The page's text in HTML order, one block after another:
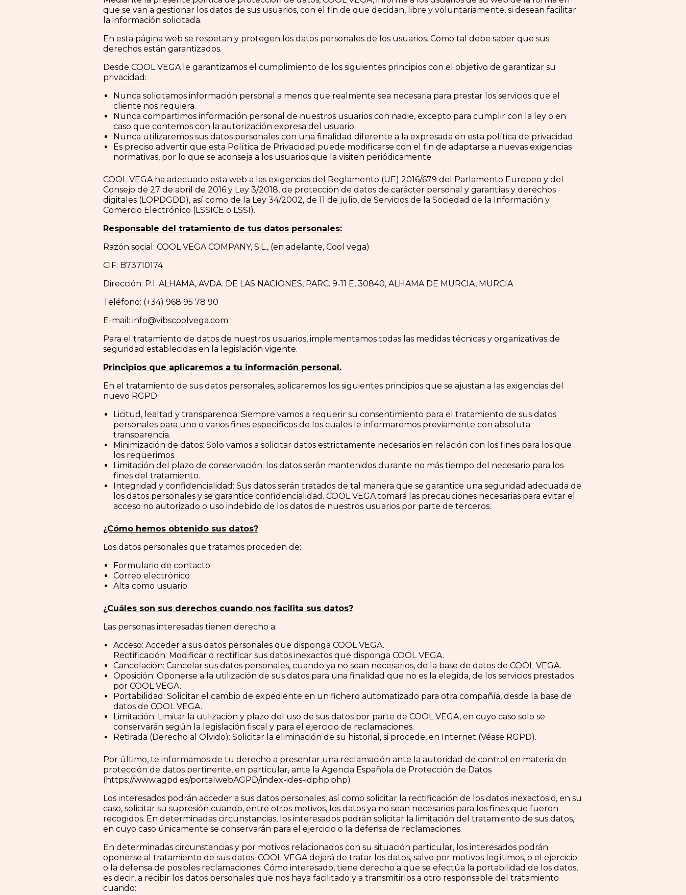
que se van a gestionar los datos de sus usuarios, con el fin de que decidan, libre y voluntariamente, si desean facilitar
la información solicitada.
En esta página web se respetan y protegen los datos personales de los usuarios. Como tal debe saber que sus
derechos están garantizados.
Desde COOL VEGA le garantizamos el cumplimiento de los siguientes principios con el objetivo de garantizar su
privacidad:
Nunca solicitamos información personal a menos que realmente sea necesaria para prestar los servicios que el
cliente nos requiera.
Nunca compartimos información personal de nuestros usuarios con nadie, excepto para cumplir con la ley o en
caso que contemos con la autorización expresa del usuario.
Nunca utilizaremos sus datos personales con una finalidad diferente a la expresada en esta política de privacidad.
Es preciso advertir que esta Política de Privacidad puede modificarse con el fin de adaptarse a nuevas exigencias
normativas, por lo que se aconseja a los usuarios que la visiten periódicamente.
COOL VEGA ha adecuado esta web a las exigencias del Reglamento (UE) 2016/679 del Parlamento Europeo y del
Consejo de 27 de abril de 2016 y Ley 3/2018, de protección de datos de carácter personal y garantías y derechos
digitales (LOPDGDD), así como de la Ley 34/2002, de 11 de julio, de Servicios de la Sociedad de la Información y
Comercio Electrónico (LSSICE o LSSI).
Responsable del tratamiento de tus datos personales:
Razón social: COOL VEGA COMPANY, S.L., (en adelante, Cool vega)
CIF: B73710174
Dirección: P.I. ALHAMA, AVDA. DE LAS NACIONES, PARC. 9-11 E, 30840, ALHAMA DE MURCIA, MURCIA
Teléfono: (+34) 968 95 78 90
E-mail: info@vibscoolvega.com
Para el tratamiento de datos de nuestros usuarios, implementamos todas las medidas técnicas y organizativas de
seguridad establecidas en la legislación vigente.
Principios que aplicaremos a tu información personal.
En el tratamiento de sus datos personales, aplicaremos los siguientes principios que se ajustan a las exigencias del
nuevo RGPD:
Licitud, lealtad y transparencia: Siempre vamos a requerir su consentimiento para el tratamiento de sus datos
personales para uno o varios fines específicos de los cuales le informaremos previamente con absoluta
transparencia.
Minimización de datos: Solo vamos a solicitar datos estrictamente necesarios en relación con los fines para los que
los requerimos.
Limitación del plazo de conservación: los datos serán mantenidos durante no más tiempo del necesario para los
fines del tratamiento.
Integridad y confidencialidad: Sus datos serán tratados de tal manera que se garantice una seguridad adecuada de
los datos personales y se garantice confidencialidad. COOL VEGA tomará las precauciones necesarias para evitar el
acceso no autorizado o uso indebido de los datos de nuestros usuarios por parte de terceros.
¿Cómo hemos obtenido sus datos?
Los datos personales que tratamos proceden de:
Formulario de contacto
Correo electrónico
Alta como usuario
¿Cuáles son sus derechos cuando nos facilita sus datos?
Las personas interesadas tienen derecho a:
Acceso: Acceder a sus datos personales que disponga COOL VEGA.
Rectificación: Modificar o rectificar sus datos inexactos que disponga COOL VEGA.
Cancelación: Cancelar sus datos personales, cuando ya no sean necesarios, de la base de datos de COOL VEGA.
Oposición: Oponerse a la utilización de sus datos para una finalidad que no es la elegida, de los servicios prestados
por COOL VEGA.
Portabilidad: Solicitar el cambio de expediente en un fichero automatizado para otra compañía, desde la base de
datos de COOL VEGA.
Limitación: Limitar la utilización y plazo del uso de sus datos por parte de COOL VEGA, en cuyo caso solo se
conservarán según la legislación fiscal y para el ejercicio de reclamaciones.
Retirada (Derecho al Olvido): Solicitar la eliminación de su historial, si procede, en Internet (Véase RGPD).
Por último, te informamos de tu derecho a presentar una reclamación ante la autoridad de control en materia de
protección de datos pertinente, en particular, ante la Agencia Española de Protección de Datos
(https://www.agpd.es/portalwebAGPD/index-ides-idphp.php)
Los interesados podrán acceder a sus datos personales, así como solicitar la rectificación de los datos inexactos o, en su
caso, solicitar su supresión cuando, entre otros motivos, los datos ya no sean necesarios para los fines que fueron
recogidos. En determinadas circunstancias, los interesados podrán solicitar la limitación del tratamiento de sus datos,
en cuyo caso únicamente se conservarán para el ejercicio o la defensa de reclamaciones.
En determinadas circunstancias y por motivos relacionados con su situación particular, los interesados podrán
oponerse al tratamiento de sus datos. COOL VEGA dejará de tratar los datos, salvo por motivos legítimos, o el ejercicio
o la defensa de posibles reclamaciones. Cómo interesado, tiene derecho a que se efectúa la portabilidad de los datos,
es decir, a recibir los datos personales que nos haya facilitado y a transmitirlos a otro responsable del tratamiento
cuando: